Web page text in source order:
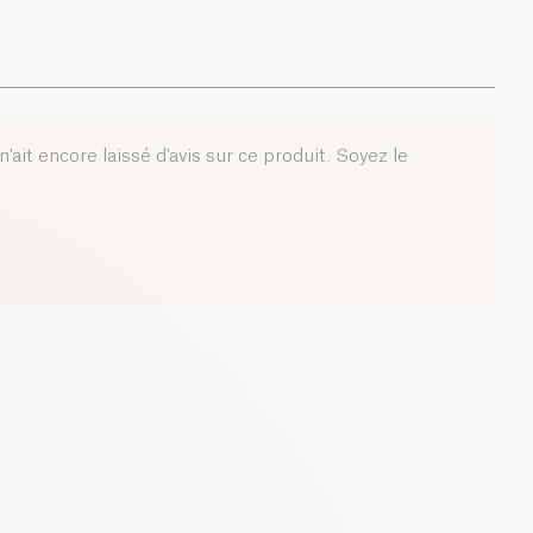
encore laissé d'avis sur ce produit. Soyez le